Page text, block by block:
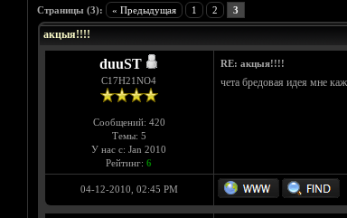
Страницы (3): « Предыдущая 1 2 3
Голосов: 0 - Средняя оценка: 0
1
2
3
4
5
акцыя!!!!
duuST
С17H21NO4
Сообщений: 420
Темы: 5
У нас с: Jan 2010
Рейтинг: 6
RE: акцыя!!!!
чета бредовая идея мне
04-12-2010, 02:45 PM